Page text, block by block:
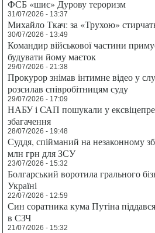
ФСБ «шиє» Дурову тероризм
31/07/2026 - 13:37
Михайло Ткач: за «Трухою»
30/07/2026 - 13:49
Командир військової частини
будувати йому маєток
29/07/2026 - 21:38
Прокурор знімав інтимне відео у
розсилав співробітницям суду
29/07/2026 - 17:09
НАБУ і САП пошукали у
збагачення
28/07/2026 - 19:48
Суддя, спійманий на незаконному
млн грн для ЗСУ
23/07/2026 - 15:32
Болгарський воротила грального
Україні
22/07/2026 - 12:59
Син соратника кума Путіна
в СЗЧ
21/07/2026 - 15:32